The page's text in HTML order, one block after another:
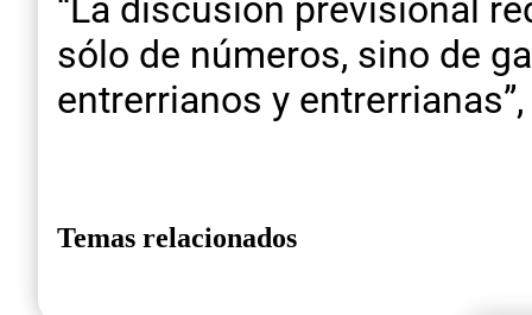
“La discusión previsional
sólo de números, sino de
entrerrianos y
Temas relacionados